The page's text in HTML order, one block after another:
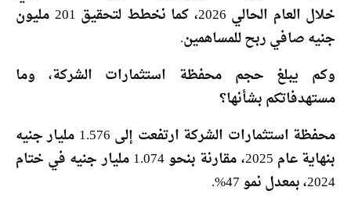
خلال العام الحالي 2026، كما نخطط لتحقيق 201 مليون
جنيه صافي ربح للمساهمين.
وكم يبلغ حجم محفظة استثمارات الشركة، وما
مستهدفاتكم بشأنها؟
محفظة استثمارات الشركة ارتفعت إلى 1.576 مليار جنيه
بنهاية عام 2025، مقارنة بنحو 1.074 مليار جنيه في ختام
2024، بمعدل نمو 47%.